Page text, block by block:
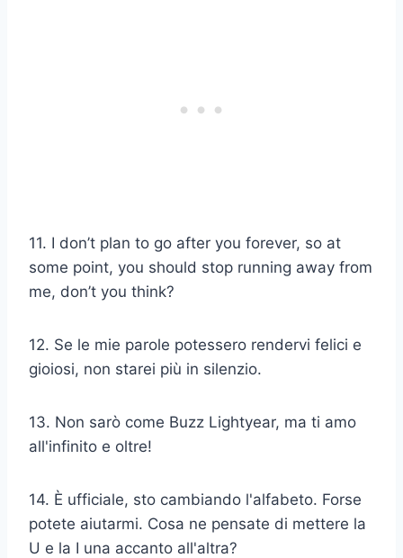
11. I don’t plan to go after you forever, so at
some point, you should stop running away from
me, don’t you think?
12. Se le mie parole potessero rendervi felici e
gioiosi, non starei più in silenzio.
13. Non sarò come Buzz Lightyear, ma ti amo
all'infinito e oltre!
14. È ufficiale, sto cambiando l'alfabeto. Forse
potete aiutarmi. Cosa ne pensate di mettere la
U e la I una accanto all'altra?